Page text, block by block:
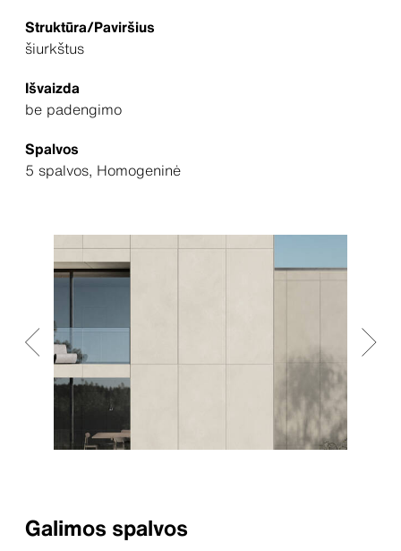
Struktūra/Paviršius
šiurkštus
Išvaizda
be padengimo
Spalvos
5 spalvos, Homogeninė
Galimos spalvos